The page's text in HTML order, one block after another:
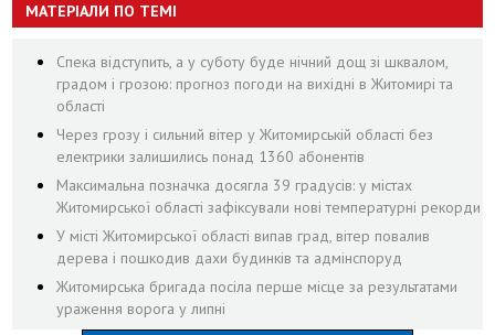
МАТЕРІАЛИ ПО ТЕМІ
Спека відступить, а у суботу буде нічний дощ зі шквалом,
градом і грозою: прогноз погоди на вихідні в Житомирі та
області
Через грозу і сильний вітер у Житомирській області без
електрики залишились понад 1360 абонентів
Максимальна позначка досягла 39 градусів: у містах
Житомирської області зафіксували нові температурні рекорди
У місті Житомирської області випав град, вітер повалив
дерева і пошкодив дахи будинків та адмінспоруд
Житомирська бригада посіла перше місце за результатами
ураження ворога у липні